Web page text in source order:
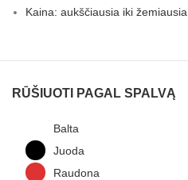
Kaina: aukščiausia iki žemiausia
RŪŠIUOTI PAGAL SPALVĄ
Balta
Juoda
Raudona